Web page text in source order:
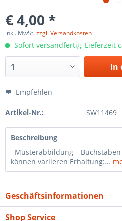
€ 4,00 *
inkl. MwSt.zzgl. Versandkosten
Sofort versandfertig, Lieferzeit
In
Empfehlen
Artikel-Nr.: SW11469
Beschreibung
Musterabbildung –
können variieren Erhaltung:...
Geschäftsinformationen
Shop Service